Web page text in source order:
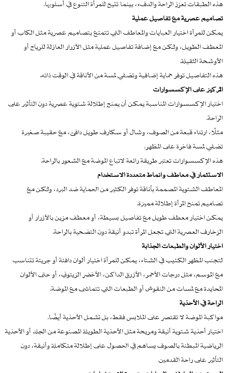
هذه الطبقات تعزز الراحة والدفء، بينما تتيح للمرأة التنوع في أسلوبها.
تصاميم عصرية مع تفاصيل عملية
يمكن للمرأة اختيار العبايات والمعاطف التي تتمتع بتصاميم عصرية مثل الكاب أو
المعطف الطويل، ولكن مع إضافة تفاصيل عملية مثل الأزرار العازلة للرياح أو
الأوشحة الثقيلة.
هذه التفاصيل توفر حماية إضافية وتضفي لمسة من الأناقة في الوقت ذاته.
التركيز على الإكسسوارات
اختيار الإكسسوارات المناسبة يمكن أن يمنح إطلالة شتوية عصرية دون التأثير على
الراحة.
مثلًا، ارتداء قبعة من الصوف، وشال أو سكارف طويل دافئ، مع حقيبة صغيرة
تضفي لمسة فاخرة على المظهر.
هذه الإكسسوارات تعتبر طريقة رائعة لاتباع الموضة مع الشعور بالراحة.
الاستثمار في معاطف وأنماط متعددة الاستخدام
المعاطف الشتوية المصممة بأناقة توفر الكثير من الحماية ضد البرد، ولكن مع
تصاميم تمنح المرأة إطلالة مميزة.
يمكن اختيار معطف طويل مع تفاصيل بسيطة، أو معطف مزين بالأزرار أو
الزخارف العصرية التي تجعل المرأة تبدو أنيقة دون التضحية بالراحة.
اختيار الألوان والطبعات الجذابة
لتجنب المظهر الكئيب في الشتاء، يمكن للمرأة اختيار ألوان دافئة أو جريئة تتناسب
مع الموسم، مثل درجات الأحمر، الأزرق الداكن، الأخضر الزيتوني، أو حتى الألوان
المحايدة مع لمسات من النقوش أو الطبعات التي تتماشى مع الموضة.
الراحة في الأحذية
مواكبة الموضة لا تقتصر على الملابس فقط، بل تشمل الأحذية أيضًا.
اختيار أحذية شتوية أنيقة ومريحة مثل الأحذية الطويلة المصنوعة من الجلد أو الأحذية
الرياضية المبطنة بالصوف يساهم في الحصول على إطلالة متكاملة وأنيقة، دون
التأثير على راحة القدمين.